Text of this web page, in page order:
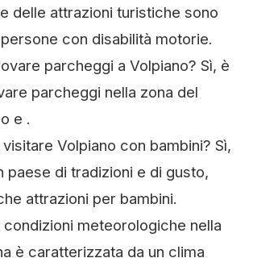
delle attrazioni turistiche sono
con disabilità motorie.
parcheggi a Volpiano? Sì, è
parcheggi nella zona del
e .
Volpiano con bambini? Sì,
paese di tradizioni e di gusto,
attrazioni per bambini.
condizioni meteorologiche nella
è caratterizzata da un clima